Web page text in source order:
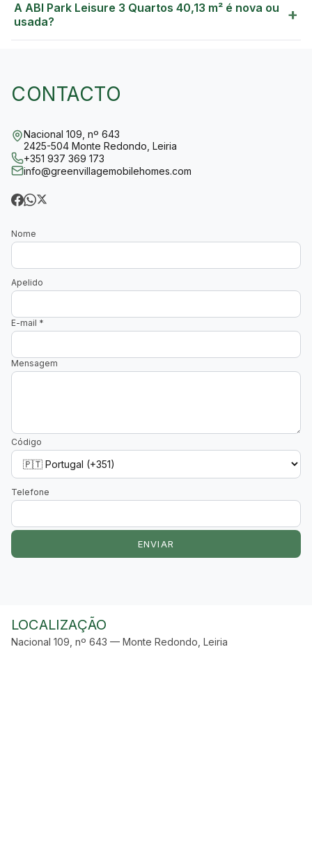
A ABI Park Leisure 3 Quartos 40,13 m² é nova ou
usada?
+
CONTACTO
Nacional 109, nº 643
2425-504 Monte Redondo, Leiria
+351 937 369 173
info@greenvillagemobilehomes.com
Nome
Apelido
E-mail *
Mensagem
Código
Telefone
ENVIAR
LOCALIZAÇÃO
Nacional 109, nº 643 — Monte Redondo, Leiria